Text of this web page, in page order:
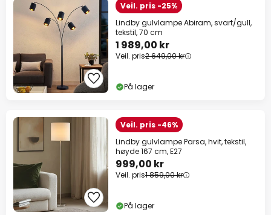
Veil. pris -25%
Lindby gulvlampe Abiram, svart/gull,
tekstil, 70 cm
1 989,00 kr
Veil. pris2 649,00 kr
På lager
Veil. pris -46%
Lindby gulvlampe Parsa, hvit, tekstil,
høyde 167 cm, E27
999,00 kr
Veil. pris1 859,00 kr
På lager